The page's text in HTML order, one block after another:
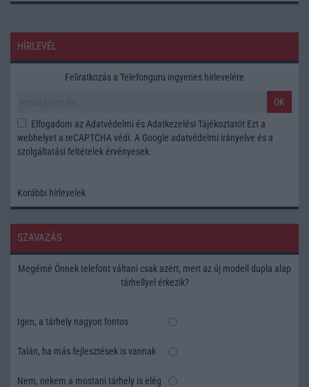
HÍRLEVÉL
Feliratkozás a Telefonguru ingyenes hírlevelére
OK
Elfogadom az Adatvédelmi és Adatkezelési Tájékoztatót Ezt a
webhelyet a reCAPTCHA védi. A Google adatvédelmi irányelve és a
szolgáltatási feltételek érvényesek.
Korábbi hírlevelek
SZAVAZÁS
Megérné Önnek telefont váltani csak azért, mert az új modell dupla alap
tárhellyel érkezik?
Igen, a tárhely nagyon fontos
Talán, ha más fejlesztések is vannak
Nem, nekem a mostani tárhely is elég